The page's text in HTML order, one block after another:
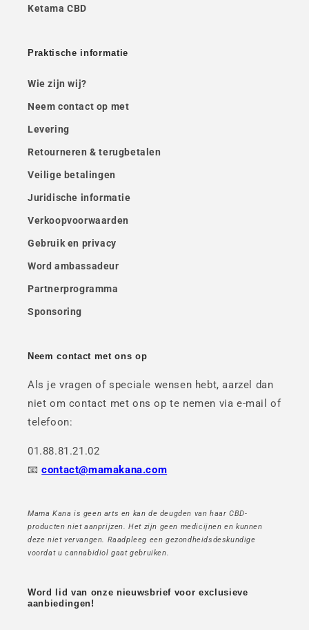
Ketama CBD
Praktische informatie
Wie zijn wij?
Neem contact op met
Levering
Retourneren & terugbetalen
Veilige betalingen
Juridische informatie
Verkoopvoorwaarden
Gebruik en privacy
Word ambassadeur
Partnerprogramma
Sponsoring
Neem contact met ons op
Als je vragen of speciale wensen hebt, aarzel dan
niet om contact met ons op te nemen via e-mail of
telefoon:
01.88.81.21.02
📧contact@mamakana.com
Mama Kana is geen arts en kan de deugden van haar CBD-
producten niet aanprijzen. Het zijn geen medicijnen en kunnen
deze niet vervangen. Raadpleeg een gezondheidsdeskundige
voordat u cannabidiol gaat gebruiken.
Word lid van onze nieuwsbrief voor exclusieve
aanbiedingen!